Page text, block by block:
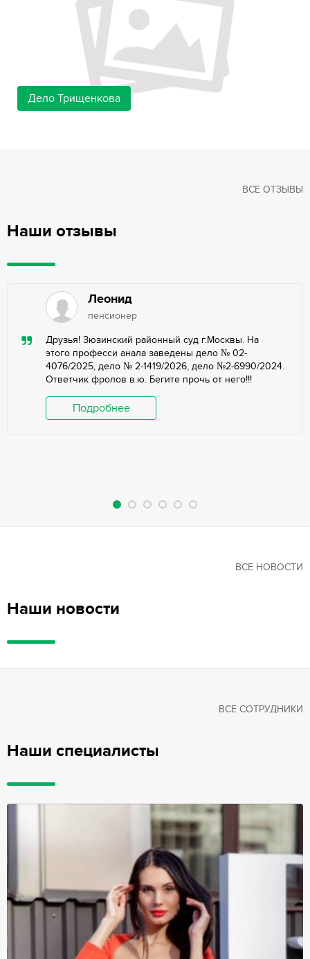
Дело Трищенкова
Наши отзывы
ВСЕ ОТЗЫВЫ
Леонид
пенсионер
Друзья! Зюзинский районный суд г.Москвы. На
этого професси анала заведены дело № 02-
4076/2025, дело № 2-1419/2026, дело №2-6990/2024.
Ответчик фролов в.ю. Бегите прочь от него!!!
Подробнее
Наши новости
ВСЕ НОВОСТИ
Наши специалисты
ВСЕ СОТРУДНИКИ